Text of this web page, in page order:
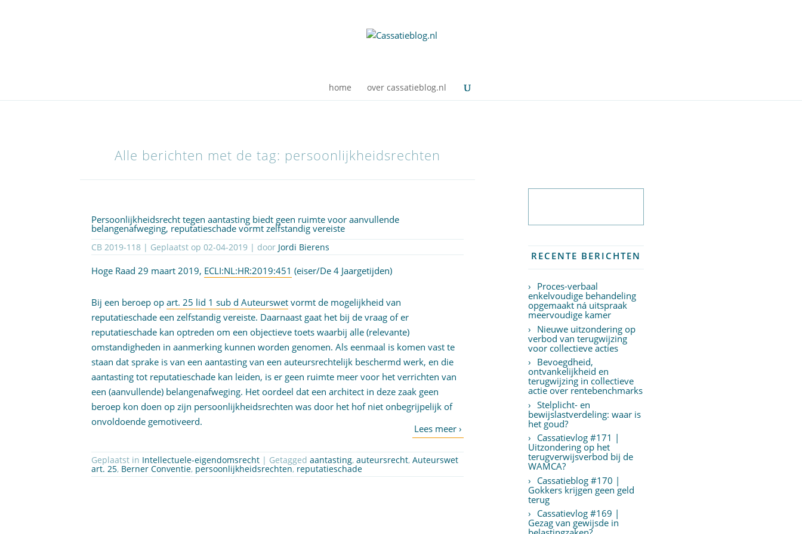
home over cassatieblog.nl
Alle berichten met de tag: persoonlijkheidsrechten
Persoonlijkheidsrecht tegen aantasting biedt geen ruimte voor aanvullende
belangenafweging, reputatieschade vormt zelfstandig vereiste
CB 2019-118 | Geplaatst op02-04-2019 | door Jordi Bierens
Hoge Raad 29 maart 2019, ECLI:NL:HR:2019:451 (eiser/De 4 Jaargetijden)
Bij een beroep opart. 25 lid 1 sub d Auteurswet vormt de mogelijkheid van
reputatieschade een zelfstandig vereiste. Daarnaast gaat het bij de vraag of er
reputatieschade kan optreden om een objectieve toets waarbij alle (relevante)
omstandigheden in aanmerking kunnen worden genomen. Als eenmaal is komen vast te
staan dat sprake is van een aantasting van een auteursrechtelijk beschermd werk, en die
aantasting tot reputatieschade kan leiden, is er geen ruimte meer voor het verrichten van
een (aanvullende) belangenafweging. Het oordeel dat een architect in deze zaak geen
beroep kon doen op zijn persoonlijkheidsrechten was door het hof niet onbegrijpelijk of
onvoldoende gemotiveerd.
Geplaatst in Intellectuele-eigendomsrecht | Getaggedaantasting,auteursrecht,Auteurswet
art. 25, Berner Conventie, persoonlijkheidsrechten,reputatieschade
RECENTE BERICHTEN
Proces-verbaal
enkelvoudige behandeling
opgemaakt ná uitspraak
meervoudige kamer
Nieuwe uitzondering op
verbod van terugwijzing
voor collectieve acties
Bevoegdheid,
ontvankelijkheid en
terugwijzing in collectieve
actie over rentebenchmarks
Stelplicht- en
bewijslastverdeling: waar is
het goud?
Cassatievlog #171 |
Uitzondering op het
terugverwijsverbod bij de
WAMCA?
Cassatieblog #170 |
Gokkers krijgen geen geld
terug
Cassatievlog #169 |
Gezag van gewijsde in